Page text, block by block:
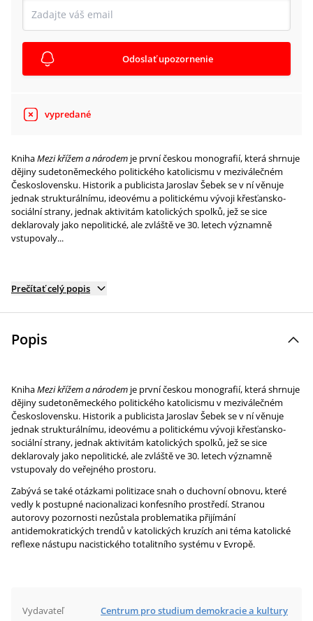
Odoslať upozornenie
vypredané
KnihaMezi křížem a národem je první českou monografií, která shrnuje
dějiny sudetoněmeckého politického katolicismu v meziválečném
Československu. Historik a publicista Jaroslav Šebek se v ní věnuje
jednak strukturálnímu, ideovému a politickému vývoji křesťansko-
sociální strany, jednak aktivitám katolických spolků, jež se sice
deklarovaly jako nepolitické, ale zvláště ve 30. letech významně
vstupovaly...
Prečítať celý popis
Popis
KnihaMezi křížem a národem je první českou monografií, která shrnuje
dějiny sudetoněmeckého politického katolicismu v meziválečném
Československu. Historik a publicista Jaroslav Šebek se v ní věnuje
jednak strukturálnímu, ideovému a politickému vývoji křesťansko-
sociální strany, jednak aktivitám katolických spolků, jež se sice
deklarovaly jako nepolitické, ale zvláště ve 30. letech významně
vstupovaly do veřejného prostoru.
Zabývá se také otázkami politizace snah o duchovní obnovu, které
vedly k postupné nacionalizaci konfesního prostředí. Stranou
autorovy pozornosti nezůstala problematika přijímání
antidemokratických trendů v katolických kruzích ani téma katolické
reflexe nástupu nacistického totalitního systému v Evropě.
Vydavateľ Centrum pro studium demokracie a kultury